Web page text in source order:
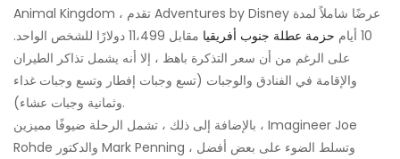
Animal Kingdom ، تقدم Adventures by Disney عرضًا شاملاً لمدة
10 أيام
حزمة عطلة جنوب أفريقيا
مقابل 11،499 دولارًا للشخص الواحد.
على الرغم من أن سعر التذكرة باهظ ، إلا أنه يشمل تذاكر الطيران
والإقامة في الفنادق والوجبات (تسع وجبات إفطار وتسع وجبات غداء
وثمانية وجبات عشاء).
بالإضافة إلى ذلك ، تشمل الرحلة ضيوفًا مميزين ، Imagineer Joe
Rohde والدكتور Mark Penning ، وتسلط الضوء على بعض أفضل